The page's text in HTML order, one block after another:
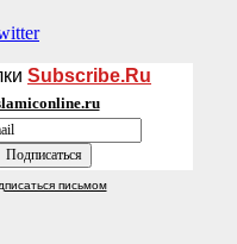
Subscribe.Ru
письмом